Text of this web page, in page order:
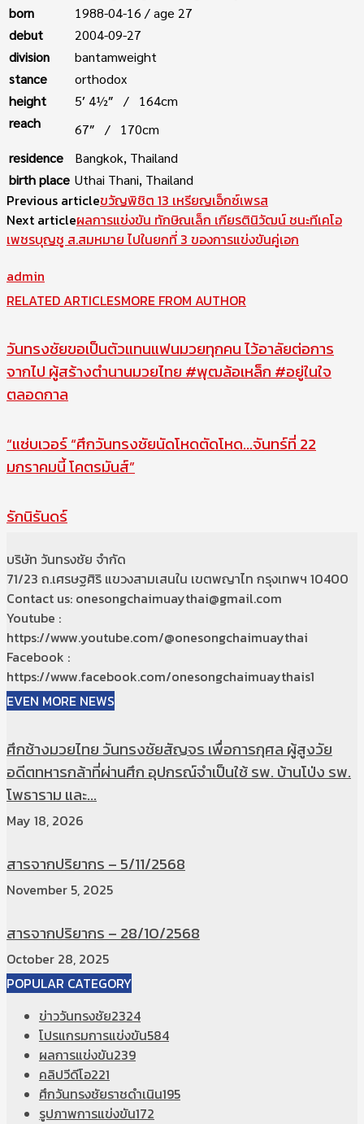
born
1988-04-16 / age 27
debut
2004-09-27
division
bantamweight
stance
orthodox
height
5′ 4½″ / 164cm
reach
67″ / 170cm
residence
Bangkok, Thailand
birth place Uthai Thani, Thailand
Previous articleขวัญพิชิต 13 เหรียญเอ็กซ์เพรส
Next articleผลการแข่งขัน ทักษิณเล็ก เกียรตินิวัฒน์ ชนะทีเคโอ
เพชรบุญชู ส.สมหมาย ไปในยกที่ 3 ของการแข่งขันคู่เอก
admin
RELATED ARTICLESMORE FROM AUTHOR
วันทรงชัยขอเป็นตัวแทนแฟนมวยทุกคน ไว้อาลัยต่อการ
จากไป ผู้สร้างตำนานมวยไทย #พุฒล้อเหล็ก #อยู่ในใจ
ตลอดกาล
“แซ่บเวอร์ “ศึกวันทรงชัยนัดโหดตัดโหด…จันทร์ที่ 22
มกราคมนี้ โคตรมันส์”
รักนิรันดร์
บริษัท วันทรงชัย จำกัด
71/23 ถ.เศรษฐศิริ แขวงสามเสนใน เขตพญาไท กรุงเทพฯ 10400
Contact us: onesongchaimuaythai@gmail.com
Youtube :
https://www.youtube.com/@onesongchaimuaythai
Facebook :
https://www.facebook.com/onesongchaimuaythais1
EVEN MORE NEWS
ศึกช้างมวยไทย วันทรงชัยสัญจร เพื่อการกุศล ผู้สูงวัย
อดีตทหารกล้าที่ผ่านศึก อุปกรณ์จำเป็นใช้ รพ. บ้านโป่ง รพ.
โพธาราม และ...
May 18, 2026
สารจากปริยากร – 5/11/2568
November 5, 2025
สารจากปริยากร – 28/10/2568
October 28, 2025
POPULAR CATEGORY
ข่าววันทรงชัย2324
โปรแกรมการแข่งขัน584
ผลการแข่งขัน239
คลิปวีดีโอ221
ศึกวันทรงชัยราชดำเนิน195
รูปภาพการแข่งขัน172